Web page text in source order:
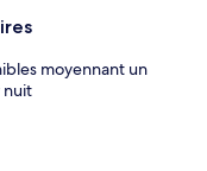
moyennant un
nuit